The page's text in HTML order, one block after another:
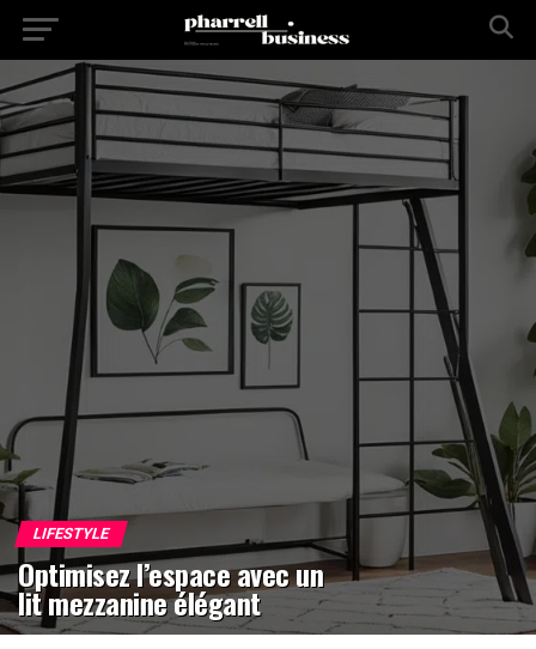
LIFESTYLE
Optimisez l’espace avec un
lit mezzanine élégant